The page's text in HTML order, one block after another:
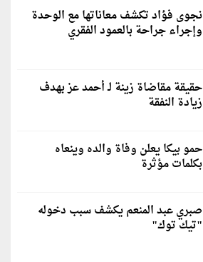
نجوى فؤاد تكشف معاناتها مع الوحدة
وإجراء جراحة بالعمود الفقري
حقيقة مقاضاة زينة لـ أحمد عز بهدف
زيادة النفقة
حمو بيكا يعلن وفاة والده وينعاه
بكلمات مؤثرة
صبري عبد المنعم يكشف سبب دخوله
"تيك توك"